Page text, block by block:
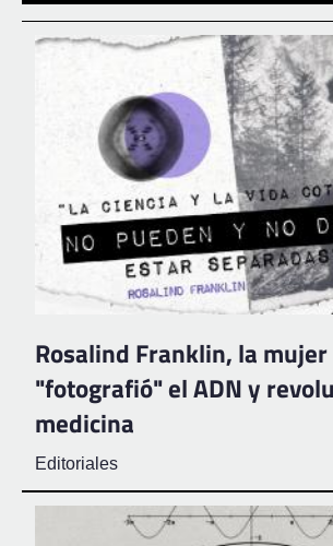
Rosalind Franklin, la mujer
"fotografió" el ADN y
medicina
Editoriales